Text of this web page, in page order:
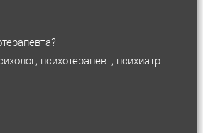
психотерапевт, психиатр